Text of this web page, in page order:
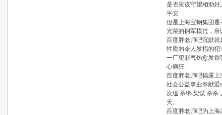
是否应该守望相助
平安
但是上海宝钢集团
光荣的拥军模范，所
百度胖老师吧沉默
性质的令人发指的
一厂犯罪气焰愈发
心病狂
百度胖老师吧揭露
社会公益事业奉献
次追 杀绑 架谋 杀杀
天。
百度胖老师吧为上